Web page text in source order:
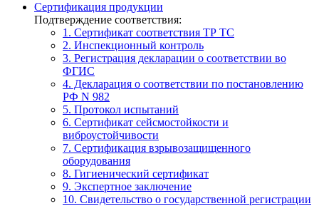
Сертификация продукции
Подтверждение соответствия:
1. Сертификат соответствия ТР ТС
2. Инспекционный контроль
3. Регистрация декларации о соответствии во
ФГИС
4. Декларация о соответствии по постановлению
РФ N 982
5. Протокол испытаний
6. Сертификат сейсмостойкости и
виброустойчивости
7. Сертификация взрывозащищенного
оборудования
8. Гигиенический сертификат
9. Экспертное заключение
10. Свидетельство о государственной регистрации